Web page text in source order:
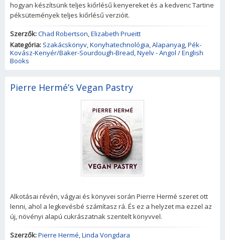
hogyan készítsünk teljes kiőrlésű kenyereket és a kedvenc Tartine
péksütemények teljes kiőrlésű verzióit.
Szerzők:Chad Robertson,Elizabeth Prueitt
Kategória: Szakácskönyv,Konyhatechnológia,Alapanyag,Pék-
Kovász-Kenyér/Baker-Sourdough-Bread,Nyelv - Angol / English
Books
Pierre Hermé’s Vegan Pastry
Alkotásai révén, vágyai és könyvei során Pierre Hermé szeret ott
lenni, ahol a legkevésbé számítasz rá. És ez a helyzet ma ezzel az
új, növényi alapú cukrászatnak szentelt könyvvel.
Szerzők:Pierre Hermé,Linda Vongdara